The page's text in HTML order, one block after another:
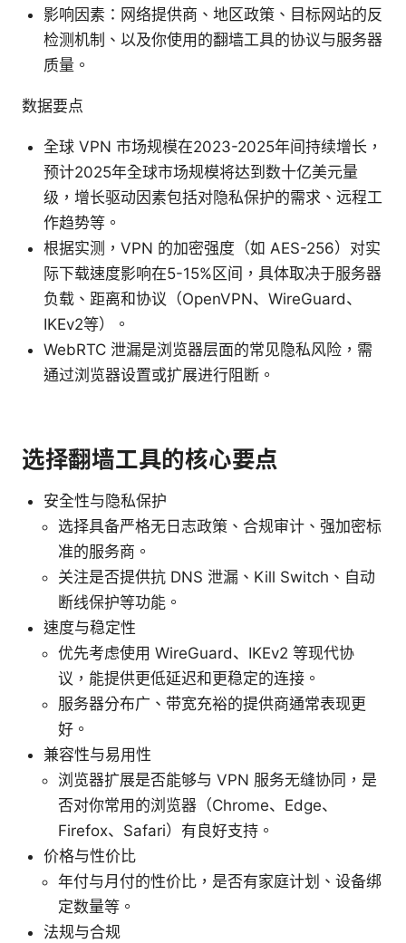
影响因素：网络提供商、地区政策、目标网站的反
检测机制、以及你使用的翻墙工具的协议与服务器
质量。
数据要点
全球 VPN 市场规模在2023-2025年间持续增长，
预计2025年全球市场规模将达到数十亿美元量
级，增长驱动因素包括对隐私保护的需求、远程工
作趋势等。
根据实测，VPN 的加密强度（如 AES-256）对实
际下载速度影响在5-15%区间，具体取决于服务器
负载、距离和协议（OpenVPN、WireGuard、
IKEv2等）。
WebRTC 泄漏是浏览器层面的常见隐私风险，需
通过浏览器设置或扩展进行阻断。
选择翻墙工具的核心要点
安全性与隐私保护
选择具备严格无日志政策、合规审计、强加密标
准的服务商。
关注是否提供抗 DNS 泄漏、Kill Switch、自动
断线保护等功能。
速度与稳定性
优先考虑使用 WireGuard、IKEv2 等现代协
议，能提供更低延迟和更稳定的连接。
服务器分布广、带宽充裕的提供商通常表现更
好。
兼容性与易用性
浏览器扩展是否能够与 VPN 服务无缝协同，是
否对你常用的浏览器（Chrome、Edge、
Firefox、Safari）有良好支持。
价格与性价比
年付与月付的性价比，是否有家庭计划、设备绑
定数量等。
法规与合规